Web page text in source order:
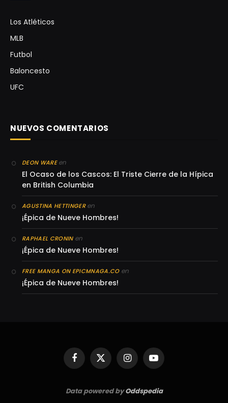
Los Atléticos
MLB
Futbol
Baloncesto
UFC
NUEVOS COMENTARIOS
DEON WAREen
El Ocaso de los Cascos: El Triste Cierre de la Hípica
en British Columbia
AGUSTINA HETTINGERen
¡Épica de Nueve Hombres!
RAPHAEL CRONINen
¡Épica de Nueve Hombres!
FREE MANGA ON EPICMNAGA.COen
¡Épica de Nueve Hombres!
Facebook
X
(Twitter)
InstagramYouTube
Data powered byOddspedia